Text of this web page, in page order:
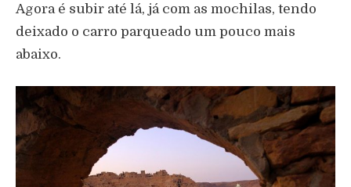
Agora é subir até lá, já com as mochilas, tendo
deixado o carro parqueado um pouco mais
abaixo.